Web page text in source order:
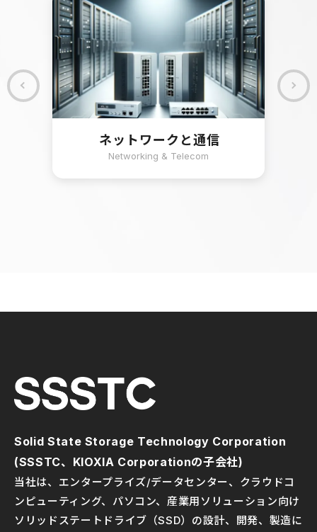
ネットワークと通信
Networking & Telecom
Solid State Storage Technology Corporation
(SSSTC、KIOXIA Corporationの子会社)
当社は、エンタープライズ/データセンター、クラウドコ
ンピューティング、パソコン、産業用ソリューション向け
ソリッドステートドライブ（SSD）の設計、開発、製造に